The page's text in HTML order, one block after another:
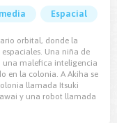
Espacial
orbital, donde la
Una niña de
una malefica inteligencia
en la colonia. A Akiha se
llamada Itsuki
y una robot llamada